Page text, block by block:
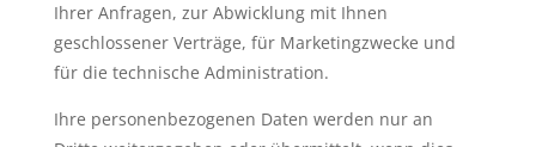
Ihrer Anfragen, zur Abwicklung mit Ihnen
geschlossener Verträge, für Marketingzwecke und
für die technische Administration.
Ihre personenbezogenen Daten werden nur an